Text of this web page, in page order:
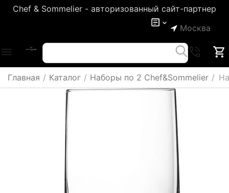
Chef & Sommelier - авторизованный сайт-партнер
Москва
Главная / Каталог / Наборы по 2 Chef&Sommelier /